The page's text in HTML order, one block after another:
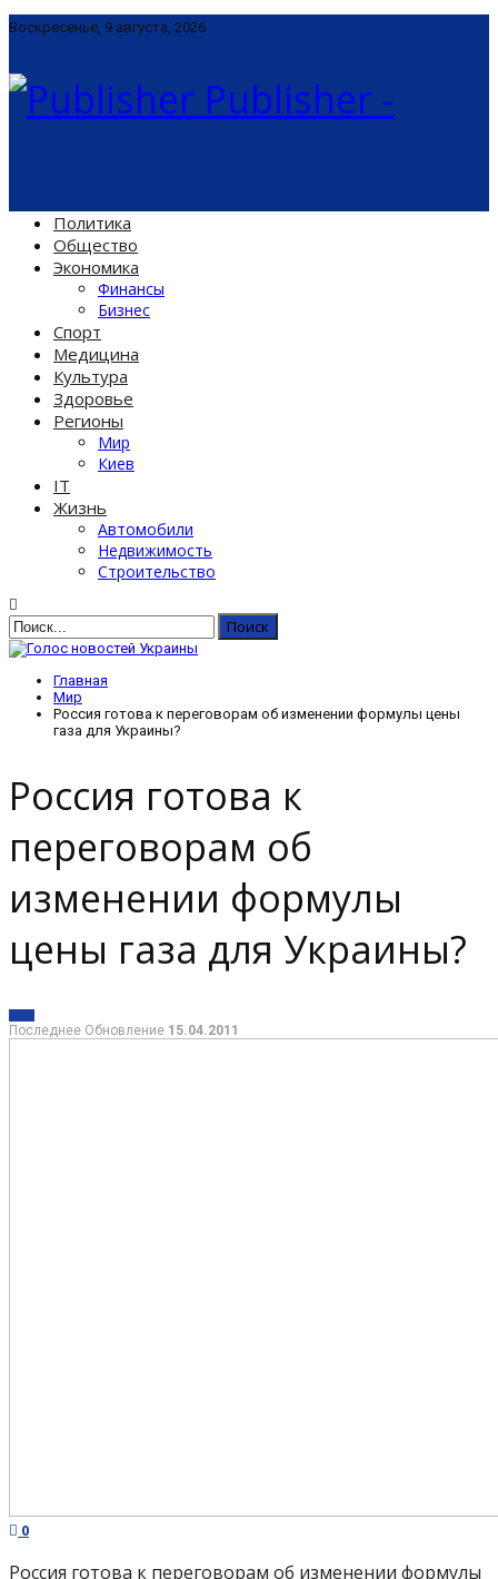
Воскресенье, 9 августа, 2026
Publisher -
Политика
Общество
Экономика
Финансы
Бизнес
Спорт
Медицина
Культура
Здоровье
Регионы
Мир
Киев
IT
Жизнь
Автомобили
Недвижимость
Строительство
Главная
Мир
Россия готова к переговорам об изменении формулы цены
газа для Украины?
Россия готова к
переговорам об
изменении формулы
цены газа для Украины?
Последнее Обновление 15.04.2011
0
Россия готова к переговорам об изменении формулы